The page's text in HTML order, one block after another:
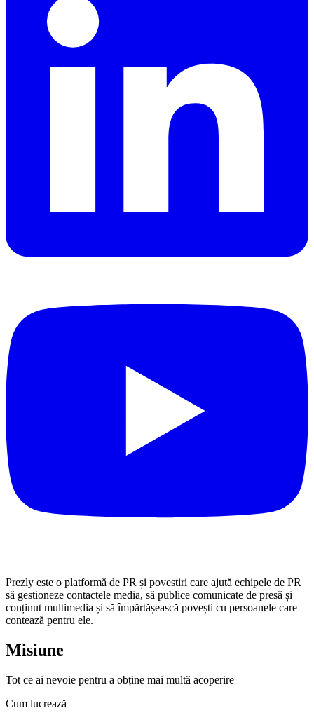
Prezly este o platformă de PR și povestiri care ajută echipele de PR
să gestioneze contactele media, să publice comunicate de presă și
conținut multimedia și să împărtășească povești cu persoanele care
contează pentru ele.
Misiune
Tot ce ai nevoie pentru a obține mai multă acoperire
Cum lucrează